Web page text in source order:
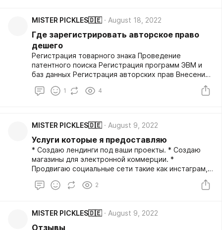
MISTER PICKLES🇩🇪 August 18, 2022
Где зарегистрировать авторское право
дешего
Регистрация товарного знака Проведение
патентного поиска Регистрация программ ЭВМ и
баз данных Регистрация авторских прав Внесение
программного обеспечения в реестр российского
ПО
1 4
MISTER PICKLES🇩🇪 August 9, 2022
Услуги которые я предоставляю
* Создаю лендинги под ваши проекты. * Создаю
магазины для электронной коммерции. *
Продвигаю социальные сети такие как инстаграм,
проекта, проверка на ошибки, проверка вашего
если не нашли в тексте выше того что вам
подходит, возможно я просто что то упустил.
2
MISTER PICKLES🇩🇪 August 9, 2022
Отзывы